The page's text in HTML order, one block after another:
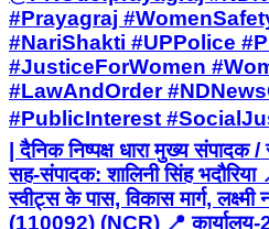
| दैनिक निष्पक्ष धारा मुख्य संपादक /
सह-संपादक: शालिनी सिंह भदौरिया
स्वीट्स के पास, विकास मार्ग, लक्ष्मी
(110092) (NCR) 📍 कार्यालय-2:
चौराहा, लखनऊ (226001)
बिहारी चौराहा, नियर बर्मा
मोबाइल: 9696119696
Fatehpur, Fatehpur | Jun 22,